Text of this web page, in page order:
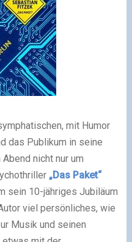
mit Humor
das Publikum in seine
nicht nur um
„Das Paket“
sein 10-jähriges Jubiläum
viel persönliches, wie
Musik und seinen